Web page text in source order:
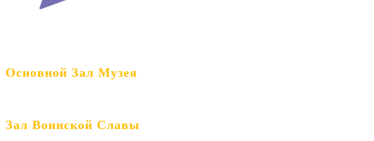
Основной Зал Музея
Зал Воинской Славы